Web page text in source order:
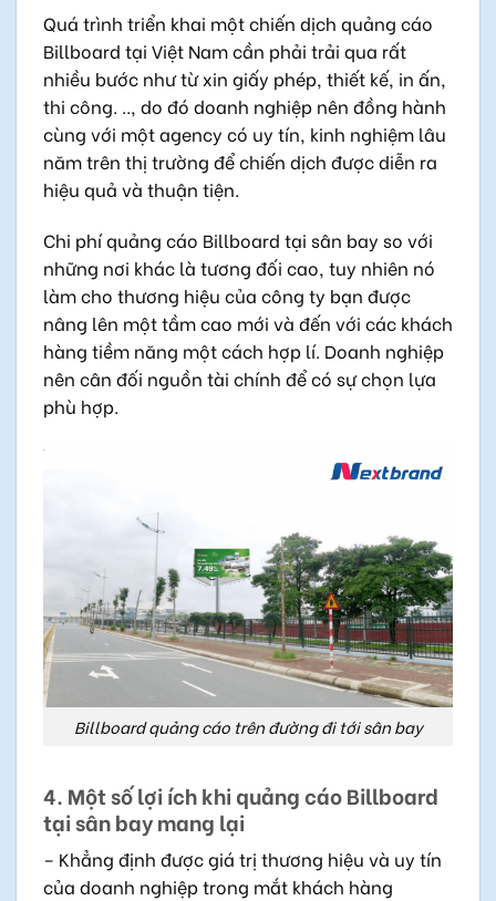
Quá trình triển khai một chiến dịch quảng cáo
Billboard tại Việt Nam cần phải trải qua rất
nhiều bước như từ xin giấy phép, thiết kế, in ấn,
thi công. .., do đó doanh nghiệp nên đồng hành
cùng với một agency có uy tín, kinh nghiệm lâu
năm trên thị trường để chiến dịch được diễn ra
hiệu quả và thuận tiện.
Chi phí quảng cáo Billboard tại sân bay so với
những nơi khác là tương đối cao, tuy nhiên nó
làm cho thương hiệu của công ty bạn được
nâng lên một tầm cao mới và đến với các khách
hàng tiềm năng một cách hợp lí. Doanh nghiệp
nên cân đối nguồn tài chính để có sự chọn lựa
phù hợp.
Billboard quảng cáo trên đường đi tới sân bay
4. Một số lợi ích khi quảng cáo Billboard
tại sân bay mang lại
– Khẳng định được giá trị thương hiệu và uy tín
của doanh nghiệp trong mắt khách hàng